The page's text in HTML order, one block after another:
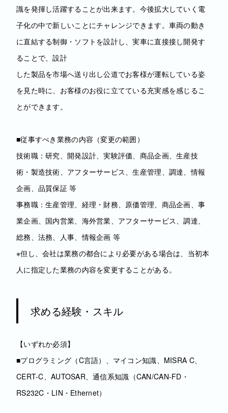
識を発揮し活躍することが出来ます。今後拡大していく電
子化の中で新しいことにチャレンジできます。車両の動き
に直結する制御・ソフトを設計し、実車に直接接し開発す
ることで、設計
した製品を市場へ送り出し公道でお客様が運転している姿
を見た時に、お客様のお役に立てている充実感を感じるこ
とができます。
■従事すべき業務の内容（変更の範囲）
技術職：研究、開発設計、実験評価、商品企画、生産技
術・製造技術、アフターサービス、生産管理、調達、情報
企画、品質保証 等
事務職：生産管理、経理・財務、原価管理、商品企画、事
業企画、国内営業、海外営業、アフターサービス、調達、
総務、法務、人事、情報企画 等
※但し、会社は業務の都合により必要がある場合は、当初本
人に指定した業務の内容を変更することがある。
求める経験・スキル
【いずれか必須】
■プログラミング（C言語）、マイコン知識、MISRA C、
CERT-C、AUTOSAR、通信系知識（CAN/CAN-FD・
RS232C・LIN・Ethernet）